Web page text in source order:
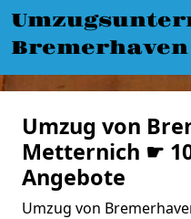
Bremerhaven
Umzug von
Metternich ☛
Angebote
Umzug von